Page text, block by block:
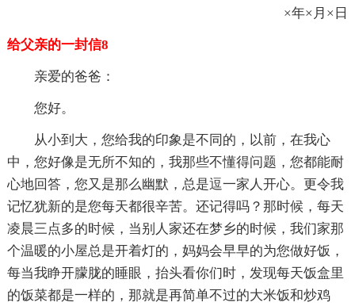
×年×月×日
给父亲的一封信8
亲爱的爸爸：
您好。
从小到大，您给我的印象是不同的，以前，在我心
中，您好像是无所不知的，我那些不懂得问题，您都能耐
心地回答，您又是那么幽默，总是逗一家人开心。更令我
记忆犹新的是您每天都很辛苦。还记得吗？那时候，每天
凌晨三点多的时候，当别人家还在梦乡的时候，我们家那
个温暖的小屋总是开着灯的，妈妈会早早的为您做好饭，
每当我睁开朦胧的睡眼，抬头看你们时，发现每天饭盒里
的饭菜都是一样的，那就是再简单不过的大米饭和炒鸡